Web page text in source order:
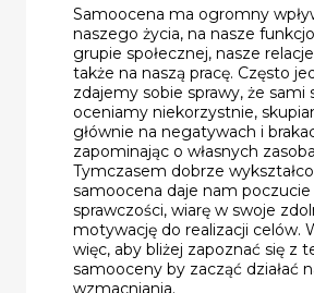
Samoocena ma ogromny
naszego życia, na nasze
grupie społecznej, nasze
także na naszą pracę. Często
zdajemy sobie sprawy, że sami
oceniamy niekorzystnie,
głównie na negatywach i
zapominając o własnych
Tymczasem dobrze
samoocena daje nam poczucie
sprawczości, wiarę w swoje
motywację do realizacji celów.
więc, aby bliżej zapoznać się z
samooceny by zacząć działać
wzmacniania.